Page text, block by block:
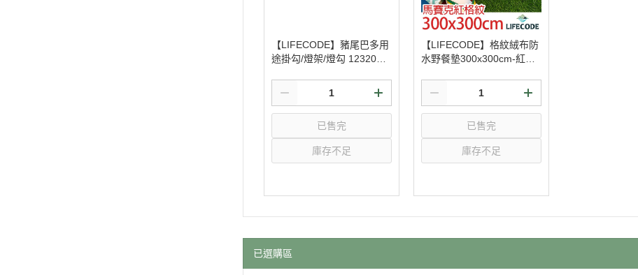
【LIFECODE】豬尾巴多用
途掛勾/燈架/燈勾 1232004
已售完
庫存不足
【LIFECODE】格紋絨布防
水野餐墊300x300cm-紅格
已售完
庫存不足
已選購區